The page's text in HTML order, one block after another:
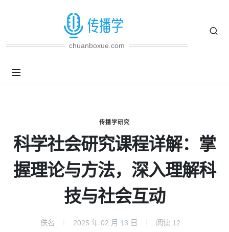
chuanboxue.com
传播学研究
科学社会研究课程详解：掌
握理论与方法，深入理解科
技与社会互动
佚名 2025 年 02 月 13 日 阅读 12